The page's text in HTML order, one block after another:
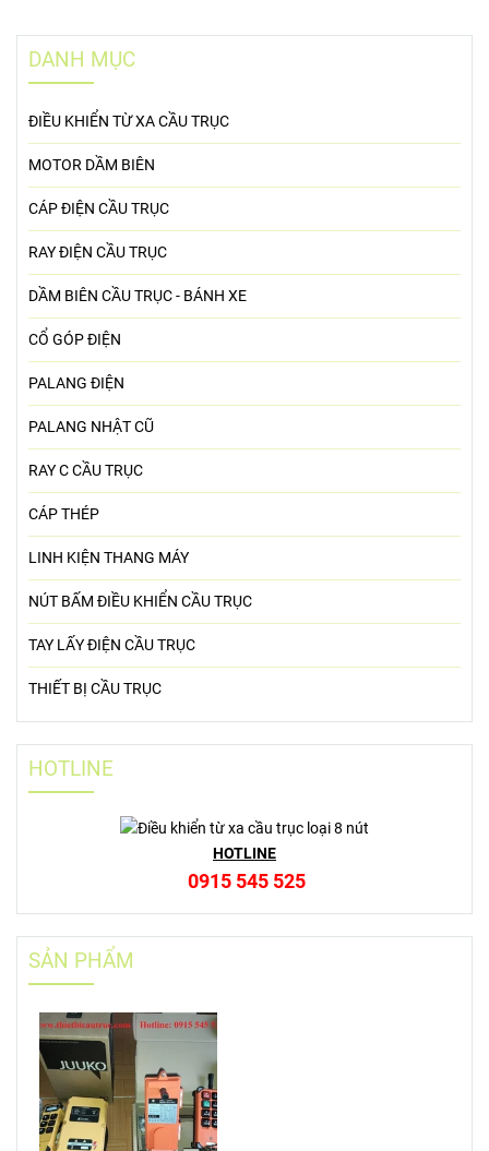
DANH MỤC
ĐIỀU KHIỂN TỪ XA CẦU TRỤC
MOTOR DẦM BIÊN
CÁP ĐIỆN CẦU TRỤC
RAY ĐIỆN CẦU TRỤC
DẦM BIÊN CẦU TRỤC - BÁNH XE
CỔ GÓP ĐIỆN
PALANG ĐIỆN
PALANG NHẬT CŨ
RAY C CẦU TRỤC
CÁP THÉP
LINH KIỆN THANG MÁY
NÚT BẤM ĐIỀU KHIỂN CẦU TRỤC
TAY LẤY ĐIỆN CẦU TRỤC
THIẾT BỊ CẦU TRỤC
HOTLINE
HOTLINE
0915 545 525
SẢN PHẨM